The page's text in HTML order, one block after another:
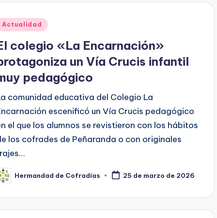
Actualidad
colegio «La Encarnación»
un Vía Crucis infantil
pedagógico
comunidad educativa del Colegio La
escenificó un Vía Crucis pedagógico
el que los alumnos se revistieron con los hábitos
los cofrades de Peñaranda o con originales
Hermandad de Cofradías 25 de marzo de 2026